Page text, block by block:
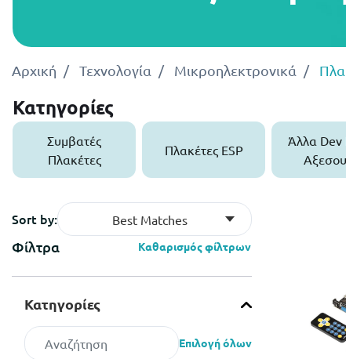
Αρχική Τεχνολογία Μικροηλεκτρονικά
Κατηγορίες
Συμβατές
Πλακέτες
Πλακέτες ESP
Άλλα Dev
Sort by: Best Matches
Φίλτρα Καθαρισμός φίλτρων
Κατηγορίες
Επιλογή όλων